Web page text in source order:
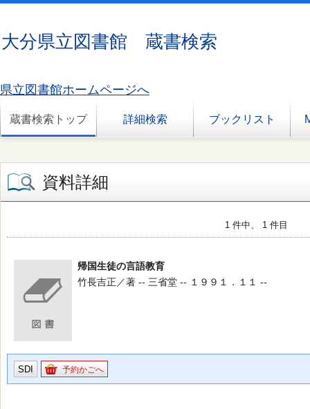
大分県立図書館 蔵書検索
県立図書館ホームページへ
蔵書検索トップ 詳細検索 ブックリスト
資料詳細
1 件中、 1 件目
帰国生徒の言語教育
竹長吉正／著 -- 三省堂 -- １９９１．１１ --
SDI 予約かごへ